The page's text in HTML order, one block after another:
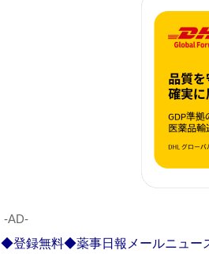
‐AD‐
◆登録無料◆薬事日報メールニュー